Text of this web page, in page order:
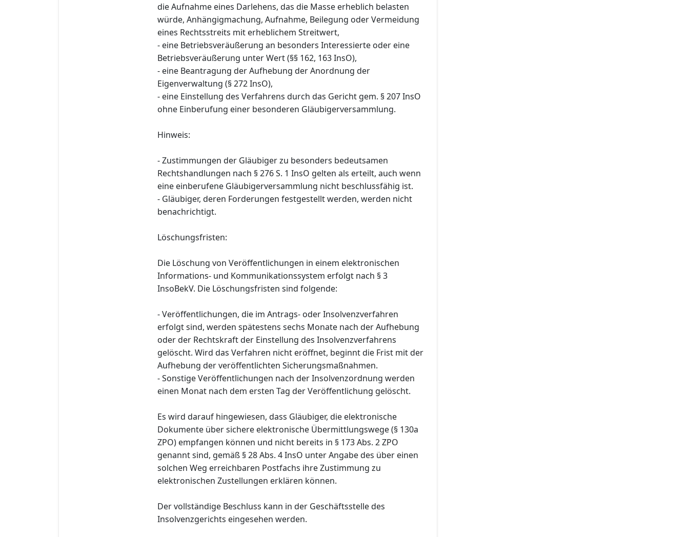
die Aufnahme eines Darlehens, das die Masse erheblich belasten
würde, Anhängigmachung, Aufnahme, Beilegung oder Vermeidung
eines Rechtsstreits mit erheblichem Streitwert,
- eine Betriebsveräußerung an besonders Interessierte oder eine
Betriebsveräußerung unter Wert (§§ 162, 163 InsO),
- eine Beantragung der Aufhebung der Anordnung der
Eigenverwaltung (§ 272 InsO),
- eine Einstellung des Verfahrens durch das Gericht gem. § 207 InsO
ohne Einberufung einer besonderen Gläubigerversammlung.
Hinweis:
- Zustimmungen der Gläubiger zu besonders bedeutsamen
Rechtshandlungen nach § 276 S. 1 InsO gelten als erteilt, auch wenn
eine einberufene Gläubigerversammlung nicht beschlussfähig ist.
- Gläubiger, deren Forderungen festgestellt werden, werden nicht
benachrichtigt.
Löschungsfristen:
Die Löschung von Veröffentlichungen in einem elektronischen
Informations- und Kommunikationssystem erfolgt nach § 3
InsoBekV. Die Löschungsfristen sind folgende:
- Veröffentlichungen, die im Antrags- oder Insolvenzverfahren
erfolgt sind, werden spätestens sechs Monate nach der Aufhebung
oder der Rechtskraft der Einstellung des Insolvenzverfahrens
gelöscht. Wird das Verfahren nicht eröffnet, beginnt die Frist mit der
Aufhebung der veröffentlichten Sicherungsmaßnahmen.
- Sonstige Veröffentlichungen nach der Insolvenzordnung werden
einen Monat nach dem ersten Tag der Veröffentlichung gelöscht.
Es wird darauf hingewiesen, dass Gläubiger, die elektronische
Dokumente über sichere elektronische Übermittlungswege (§ 130a
ZPO) empfangen können und nicht bereits in § 173 Abs. 2 ZPO
genannt sind, gemäß § 28 Abs. 4 InsO unter Angabe des über einen
solchen Weg erreichbaren Postfachs ihre Zustimmung zu
elektronischen Zustellungen erklären können.
Der vollständige Beschluss kann in der Geschäftsstelle des
Insolvenzgerichts eingesehen werden.